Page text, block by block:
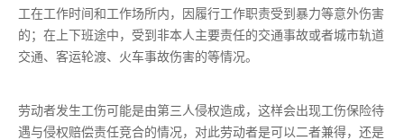
工在工作时间和工作场所内，因履行工作职责受到暴力等意外伤害
的；在上下班途中，受到非本人主要责任的交通事故或者城市轨道
交通、客运轮渡、火车事故伤害的等情况。
劳动者发生工伤可能是由第三人侵权造成，这样会出现工伤保险待
遇与侵权赔偿责任竞合的情况，对此劳动者是可以二者兼得，还是